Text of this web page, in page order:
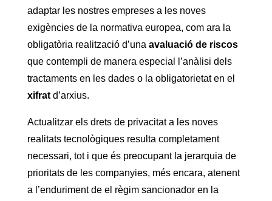
adaptar les nostres empreses a les noves
exigències de la normativa europea, com ara la
obligatòria realització d’una avaluació de riscos
que contempli de manera especial l’anàlisi dels
tractaments en les dades o la obligatorietat en el
xifratd’arxius.
Actualitzar els drets de privacitat a les noves
realitats tecnològiques resulta completament
necessari, tot i que és preocupant la jerarquia de
prioritats de les companyies, més encara, atenent
a l’enduriment de el règim sancionador en la